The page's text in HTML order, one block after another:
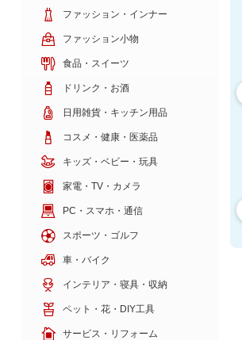
ファッション・インナー
ファッション小物
食品・スイーツ
ドリンク・お酒
日用雑貨・キッチン用品
コスメ・健康・医薬品
キッズ・ベビー・玩具
家電・TV・カメラ
PC・スマホ・通信
スポーツ・ゴルフ
車・バイク
インテリア・寝具・収納
ペット・花・DIY工具
サービス・リフォーム